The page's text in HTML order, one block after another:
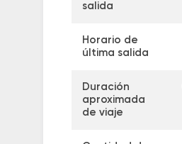
salida
Horario de
última salida
Duración
aproximada
de viaje